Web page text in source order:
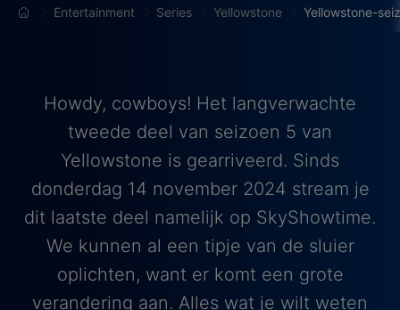
Entertainment Series Yellowstone Yellowstone-
Howdy, cowboys! Het langverwachte
tweede deel van seizoen 5 van
Yellowstone is gearriveerd. Sinds
donderdag 14 november 2024 stream je
dit laatste deel namelijk op SkyShowtime.
We kunnen al een tipje van de sluier
oplichten, want er komt een grote
verandering aan. Alles wat je wilt weten